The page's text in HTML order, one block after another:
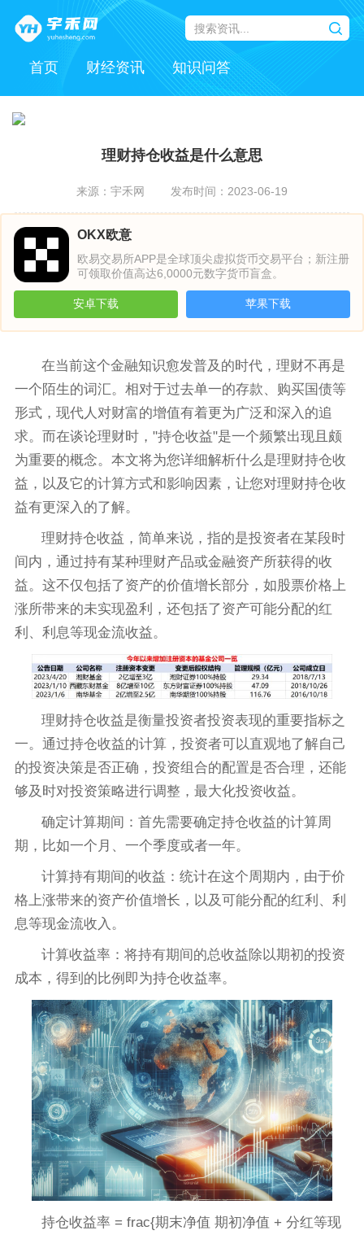
首页 财经资讯 知识问答
理财持仓收益是什么意思
来源：宇禾网 发布时间：2023-06-19
OKX欧意
欧易交易所APP是全球顶尖虚拟货币交易平台；新注册
可领取价值高达6,0000元数字货币盲盒。
安卓下载 苹果下载
在当前这个金融知识愈发普及的时代，理财不再是
一个陌生的词汇。相对于过去单一的存款、购买国债等
形式，现代人对财富的增值有着更为广泛和深入的追
求。而在谈论理财时，"持仓收益"是一个频繁出现且颇
为重要的概念。本文将为您详细解析什么是理财持仓收
益，以及它的计算方式和影响因素，让您对理财持仓收
益有更深入的了解。
理财持仓收益，简单来说，指的是投资者在某段时
间内，通过持有某种理财产品或金融资产所获得的收
益。这不仅包括了资产的价值增长部分，如股票价格上
涨所带来的未实现盈利，还包括了资产可能分配的红
利、利息等现金流收益。
理财持仓收益是衡量投资者投资表现的重要指标之
一。通过持仓收益的计算，投资者可以直观地了解自己
的投资决策是否正确，投资组合的配置是否合理，还能
够及时对投资策略进行调整，最大化投资收益。
确定计算期间：首先需要确定持仓收益的计算周
期，比如一个月、一个季度或者一年。
计算持有期间的收益：统计在这个周期内，由于价
格上涨带来的资产价值增长，以及可能分配的红利、利
息等现金流收入。
计算收益率：将持有期间的总收益除以期初的投资
成本，得到的比例即为持仓收益率。
持仓收益率 = frac{期末净值 期初净值 + 分红等现